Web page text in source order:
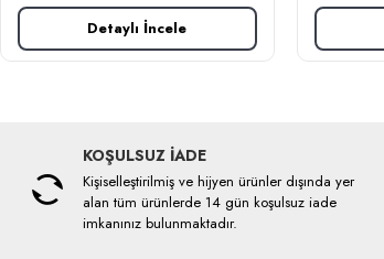
Detaylı İncele
KOŞULSUZ İADE
Kişiselleştirilmiş ve hijyen ürünler dışında yer
alan tüm ürünlerde 14 gün koşulsuz iade
imkanınız bulunmaktadır.